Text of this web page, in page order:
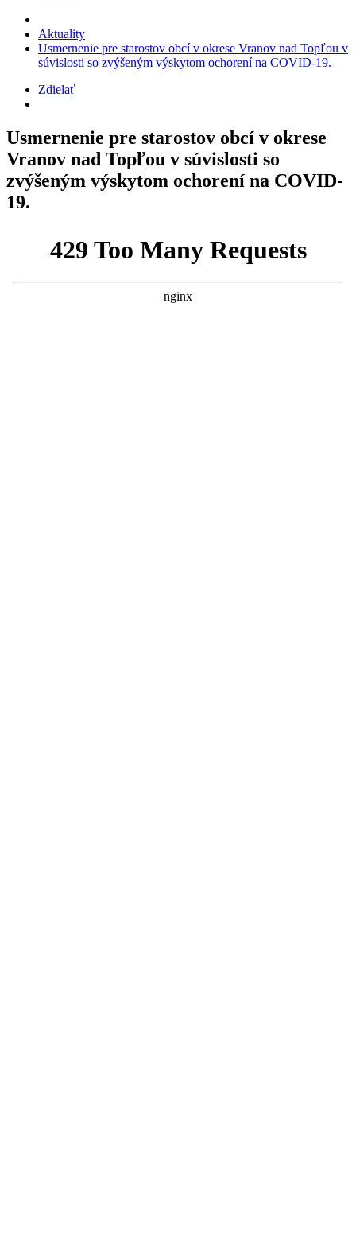
Aktuality
Usmernenie pre starostov obcí v okrese Vranov nad Topľou v
súvislosti so zvýšeným výskytom ochorení na COVID-19.
Zdielať
Usmernenie pre starostov obcí v okrese
Vranov nad Topľou v súvislosti so
zvýšeným výskytom ochorení na COVID-
19.